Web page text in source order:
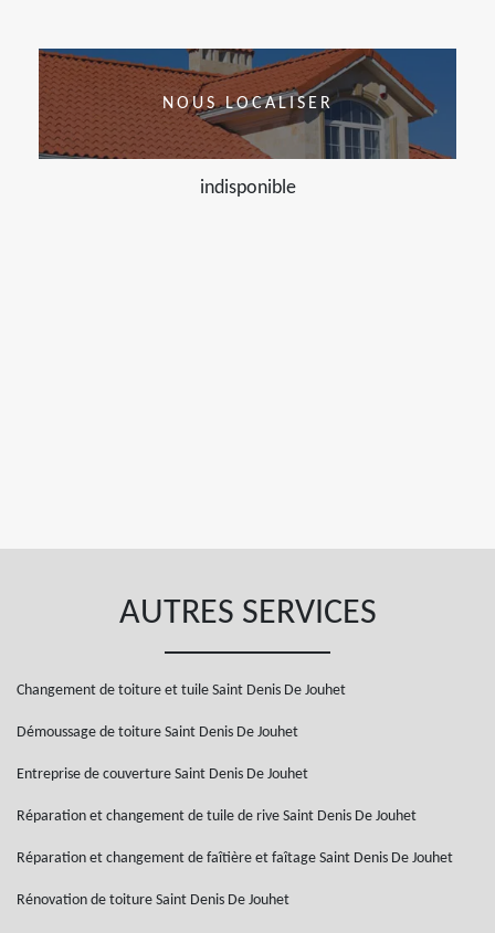
NOUS LOCALISER
indisponible
AUTRES SERVICES
Changement de toiture et tuile Saint Denis De Jouhet
Démoussage de toiture Saint Denis De Jouhet
Entreprise de couverture Saint Denis De Jouhet
Réparation et changement de tuile de rive Saint Denis De Jouhet
Réparation et changement de faîtière et faîtage Saint Denis De Jouhet
Rénovation de toiture Saint Denis De Jouhet